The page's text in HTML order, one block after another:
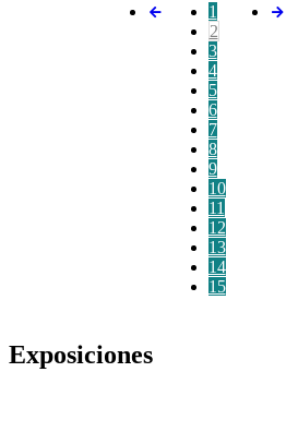
1
2
3
4
5
6
7
8
9
10
11
12
13
14
15
Exposiciones